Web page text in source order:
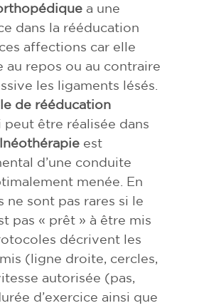
a une
dans la rééducation
affections car elle
repos ou au contraire
les ligaments lésés.
de rééducation
peut être réalisée dans
est
d’une conduite
menée. En
ne sont pas rares si le
pas « prêt » à être mis
décrivent les
(ligne droite, cercles,
autorisée (pas,
d’exercice ainsi que